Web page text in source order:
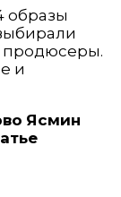
образы
продюсеры.
и
Ясмин